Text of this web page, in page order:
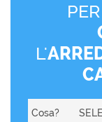
L'
Cosa?